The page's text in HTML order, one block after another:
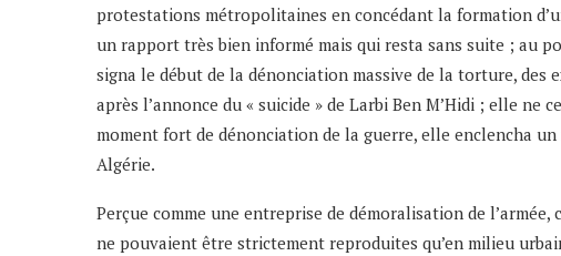
protestations métropolitaines en concédant la formation
un rapport très bien informé mais qui resta sans suite ; au
signa le début de la dénonciation massive de la torture, des
après l’annonce du « suicide » de Larbi Ben M’Hidi ; elle
moment fort de dénonciation de la guerre, elle enclencha
Algérie.
Perçue comme une entreprise de démoralisation de
ne pouvaient être strictement reproduites qu’en milieu